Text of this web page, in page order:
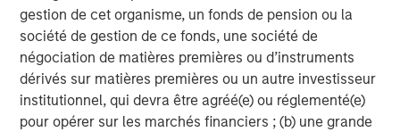
gestion de cet organisme, un fonds de pension ou la
société de gestion de ce fonds, une société de
négociation de matières premières ou d’instruments
dérivés sur matières premières ou un autre investisseur
institutionnel, qui devra être agréé(e) ou réglementé(e)
pour opérer sur les marchés financiers ; (b) une grande
established energy businesses across the energy value
chain in partnership with world-class management
teams. For further information about Morgan Stanley
Energy Partners, please
visitwww.morganstanley.com/im/en-us/capital-
seeker/teams/private-equity/energy-partners-team.html